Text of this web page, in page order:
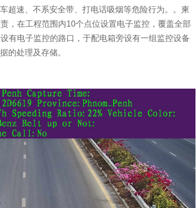
超速、不系安全带、打电话吸烟等危险行为。
。柬
，在工程范围内10个点位设置电子监控，覆盖全部
有电子监控的路口，于配电箱旁设有一组监控设备
的处理及存储。